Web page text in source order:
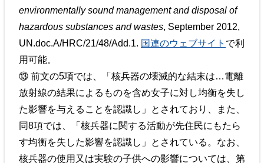
environmentally sound management and disposal of
hazardous substances and wastes, September 2012,
UN.doc.A/HRC/21/48/Add.1. 国連のウェブサイト で利
用可能。
⑬ 前文の5項では、「核兵器の壊滅的な結末は…電離
放射線の結果によるものを含め女子に対し均衡を失し
た影響を与えることを認識し」とされており、また、
同8項では、「核兵器に関する活動が先住民にもたら
す均衡を失した影響を認識し」とされている。なお、
核兵器の使用又は実験の子供への影響については、第